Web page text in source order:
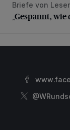
„Gespannt, wie
Briefe von
„Gespannt,